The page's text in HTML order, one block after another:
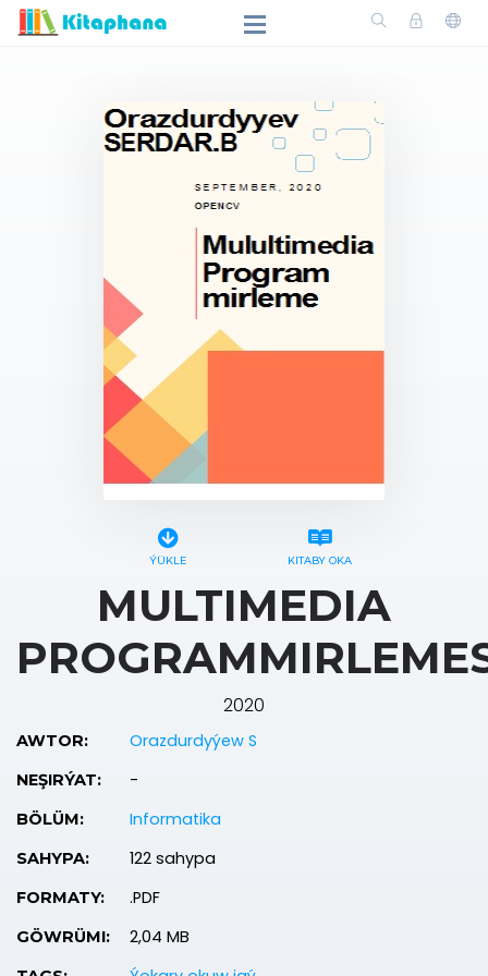
ÝÜKLE KITABY OKA
MULTIMEDIA
2020
AWTOR: Orazdurdyýew S
NEŞIRÝAT: -
BÖLÜM: Informatika
SAHYPA: 122 sahypa
FORMATY: .PDF
GÖWRÜMI: 2,04 MB